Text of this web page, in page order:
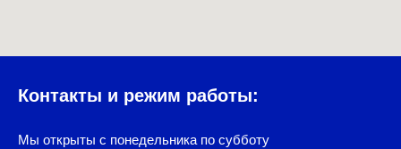
Контакты и режим работы:
Мы открыты с понедельника по субботу